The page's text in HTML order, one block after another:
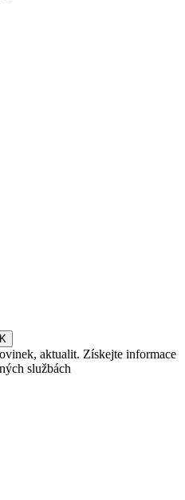
aktualit. Získejte informace
službách